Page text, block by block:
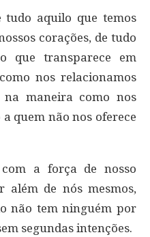
tudo aquilo que temos
corações, de tudo
que transparece em
nos relacionamos
maneira como nos
quem não nos oferece
a força de nosso
além de nós mesmos,
não tem ninguém por
segundas intenções.